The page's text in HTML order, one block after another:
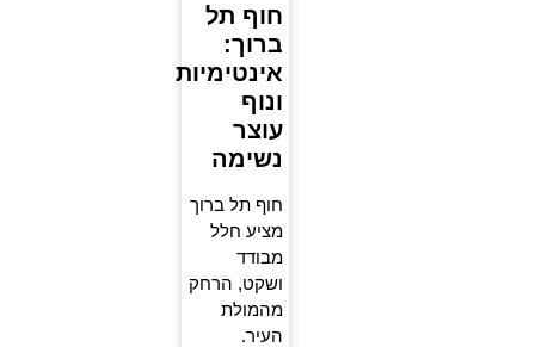
חוף תל
ברוך:
אינטימיות
ונוף
עוצר
נשימה
חוף תל ברוך
מציע חלל
מבודד
ושקט, הרחק
מהמולת
העיר.